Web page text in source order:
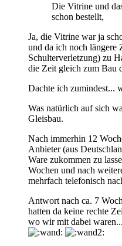
Die Vitrine und
schon bestellt,
Ja, die Vitrine war ja
und da ich noch längere
Schulterverletzung) zu
die Zeit gleich zum Bau
Dachte ich zumindest...
Was natürlich auf sich
Gleisbau.
Nach immerhin 12
Anbieter (aus
Ware zukommen zu
Wochen und nach
mehrfach telefonisch
Antwort nach ca. 7
hatten da keine rechte
wo wir mit dabei